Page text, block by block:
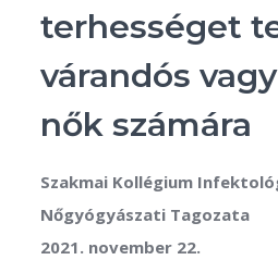
terhességet
várandós
nők számára
Szakmai Kollégium
Nőgyógyászati Tagozata
2021. november 22.